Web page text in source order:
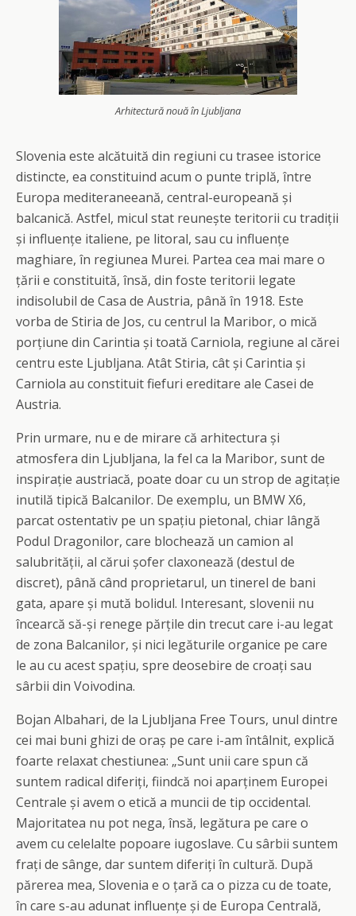
Arhitectură nouă în Ljubljana
Slovenia este alcătuită din regiuni cu trasee istorice
distincte, ea constituind acum o punte triplă, între
Europa mediteraneeană, central-europeană și
balcanică. Astfel, micul stat reunește teritorii cu tradiții
și influențe italiene, pe litoral, sau cu influențe
maghiare, în regiunea Murei. Partea cea mai mare o
țării e constituită, însă, din foste teritorii legate
indisolubil de Casa de Austria, până în 1918. Este
vorba de Stiria de Jos, cu centrul la Maribor, o mică
porțiune din Carintia și toată Carniola, regiune al cărei
centru este Ljubljana. Atât Stiria, cât și Carintia și
Carniola au constituit fiefuri ereditare ale Casei de
Austria.
Prin urmare, nu e de mirare că arhitectura și
atmosfera din Ljubljana, la fel ca la Maribor, sunt de
inspirație austriacă, poate doar cu un strop de agitație
inutilă tipică Balcanilor. De exemplu, un BMW X6,
parcat ostentativ pe un spațiu pietonal, chiar lângă
Podul Dragonilor, care blochează un camion al
salubrității, al cărui șofer claxonează (destul de
discret), până când proprietarul, un tinerel de bani
gata, apare și mută bolidul. Interesant, slovenii nu
încearcă să-și renege părțile din trecut care i-au legat
de zona Balcanilor, și nici legăturile organice pe care
le au cu acest spațiu, spre deosebire de croați sau
sârbii din Voivodina.
Bojan Albahari, de la Ljubljana Free Tours, unul dintre
cei mai buni ghizi de oraș pe care i-am întâlnit, explică
foarte relaxat chestiunea: „Sunt unii care spun că
suntem radical diferiți, fiindcă noi aparținem Europei
Centrale și avem o etică a muncii de tip occidental.
Majoritatea nu pot nega, însă, legătura pe care o
avem cu celelalte popoare iugoslave. Cu sârbii suntem
frați de sânge, dar suntem diferiți în cultură. După
părerea mea, Slovenia e o țară ca o pizza cu de toate,
în care s-au adunat influențe și de Europa Centrală,